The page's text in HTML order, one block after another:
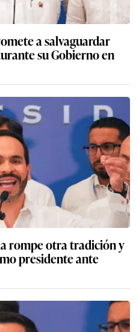
a salvaguardar
su Gobierno en
rompe otra tradición y
presidente ante